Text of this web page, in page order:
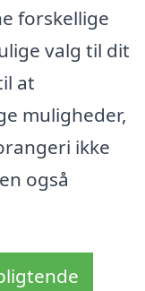
forskellige
valg til dit
at
muligheder,
ikke
også